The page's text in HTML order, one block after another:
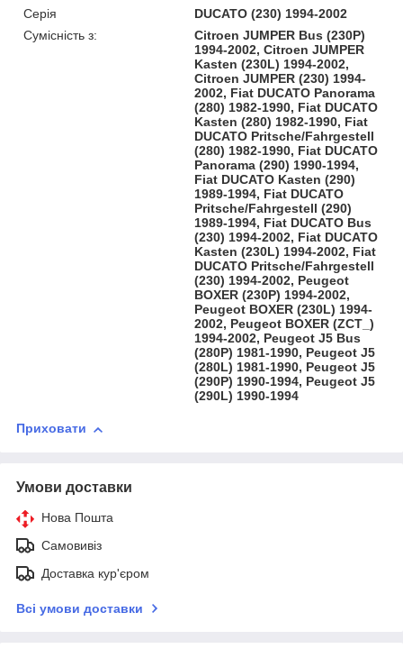
Серія
DUCATO (230) 1994-2002
Сумісність з:
Citroen JUMPER Bus (230P)
1994-2002, Citroen JUMPER
Kasten (230L) 1994-2002,
Citroen JUMPER (230) 1994-
2002, Fiat DUCATO Panorama
(280) 1982-1990, Fiat DUCATO
Kasten (280) 1982-1990, Fiat
DUCATO Pritsche/Fahrgestell
(280) 1982-1990, Fiat DUCATO
Panorama (290) 1990-1994,
Fiat DUCATO Kasten (290)
1989-1994, Fiat DUCATO
Pritsche/Fahrgestell (290)
1989-1994, Fiat DUCATO Bus
(230) 1994-2002, Fiat DUCATO
Kasten (230L) 1994-2002, Fiat
DUCATO Pritsche/Fahrgestell
(230) 1994-2002, Peugeot
BOXER (230P) 1994-2002,
Peugeot BOXER (230L) 1994-
2002, Peugeot BOXER (ZCT_)
1994-2002, Peugeot J5 Bus
(280P) 1981-1990, Peugeot J5
(280L) 1981-1990, Peugeot J5
(290P) 1990-1994, Peugeot J5
(290L) 1990-1994
Приховати
Умови доставки
Нова Пошта
Самовивіз
Доставка кур'єром
Всі умови доставки